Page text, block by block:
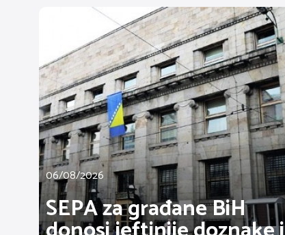
06/08/2026
SEPA za građane BiH